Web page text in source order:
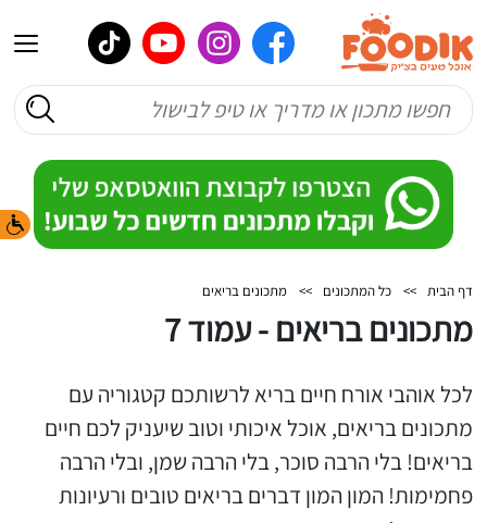
דף הבית >> כל המתכונים >> מתכונים בריאים
מתכונים בריאים - עמוד 7
לכל אוהבי אורח חיים בריא לרשותכם קטגוריה עם
מתכונים בריאים, אוכל איכותי וטוב שיעניק לכם חיים
בריאים! בלי הרבה סוכר, בלי הרבה שמן, ובלי הרבה
פחמימות! המון המון דברים בריאים טובים ורעיונות